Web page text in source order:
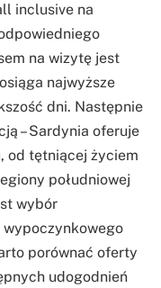
inclusive na
na wizytę jest
najwyższe
dni. Następnie
– Sardynia oferuje
od tętniącej życiem
południowej
wybór
porównać oferty
udogodnień